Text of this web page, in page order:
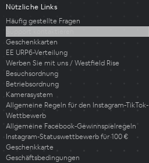
Nützliche Links
Häufig gestellte Fragen
Geschenkkarten
EE URP6-Verteilung
Werben Sie mit uns / Westfield Rise
Besuchsordnung
Betriebsordnung
Kamerasystem
Allgemeine Regeln für den Instagram-TikTok-
Wettbewerb
Allgemeine Facebook-Gewinnspielregeln
Instagram-Statuswettbewerb für 100 €
Geschenkkarte
Geschäftsbedingungen